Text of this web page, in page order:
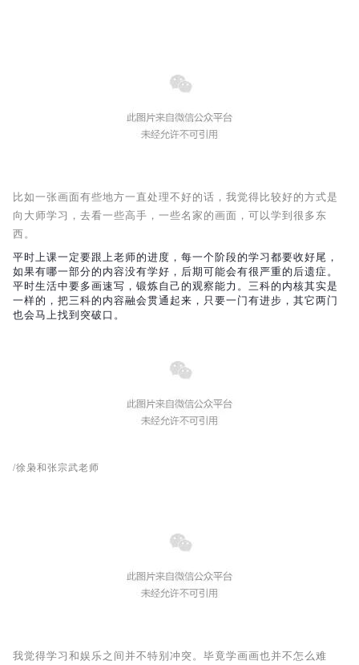
比如一张画面有些地方一直处理不好的话，我觉得比较好的方式是
向大师学习，去看一些高手，一些名家的画面，可以学到很多东
西。
平时上课一定要跟上老师的进度，每一个阶段的学习都要收好尾，
如果有哪一部分的内容没有学好，后期可能会有很严重的后遗症。
平时生活中要多画速写，锻炼自己的观察能力。三科的内核其实是
一样的，把三科的内容融会贯通起来，只要一门有进步，其它两门
也会马上找到突破口。
/徐枭和张宗武老师
我觉得学习和娱乐之间并不特别冲突。毕竟学画画也并不怎么难